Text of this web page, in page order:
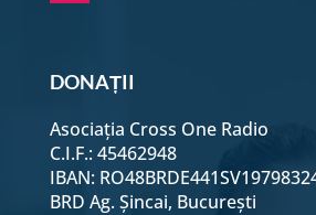
DONAȚII
Asociația Cross One Radio
C.I.F.: 45462948
IBAN:
BRD Ag. Șincai, București